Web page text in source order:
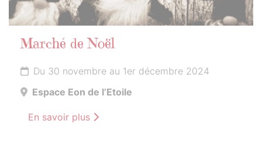
Marché de Noël
Du 30 novembre au 1er décembre 2024
Espace Eon de l’Etoile
En savoir plus